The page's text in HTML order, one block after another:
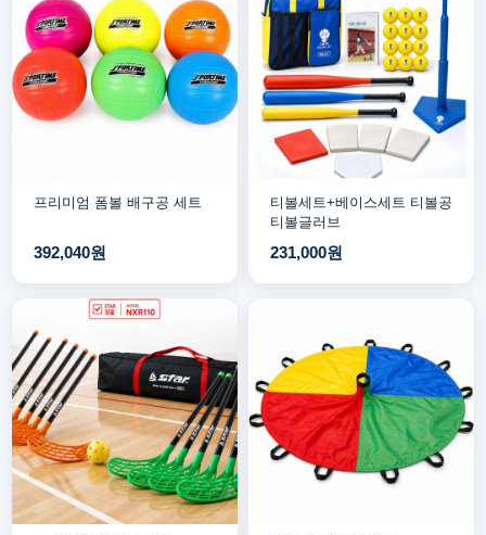
프리미엄 폼볼 배구공 세트
392,040원
티볼세트+베이스세트 티볼공
티볼글러브
231,000원